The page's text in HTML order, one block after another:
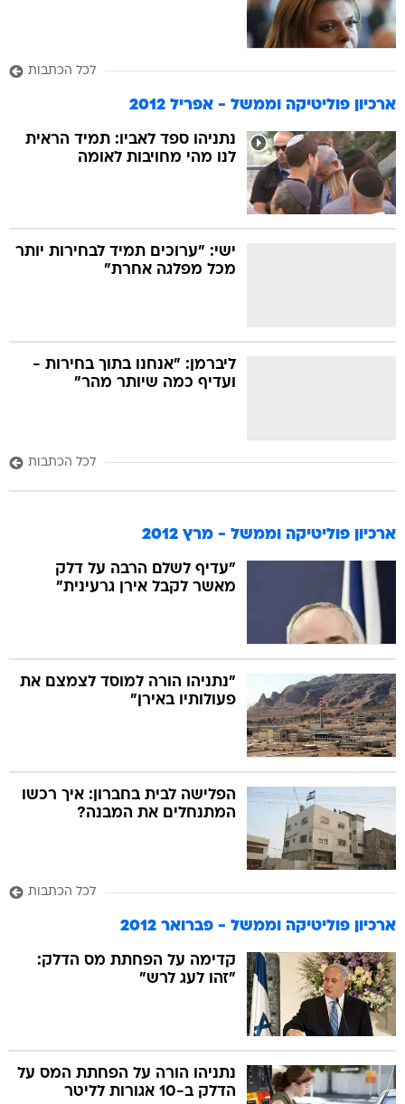
לכל הכתבות
ארכיון פוליטיקה וממשל - אפריל 2012
נתניהו ספד לאביו: תמיד הראית
לנו מהי מחויבות לאומה
ישי: "ערוכים תמיד לבחירות יותר
מכל מפלגה אחרת"
ליברמן: "אנחנו בתוך בחירות -
ועדיף כמה שיותר מהר"
לכל הכתבות
ארכיון פוליטיקה וממשל - מרץ 2012
"עדיף לשלם הרבה על דלק
מאשר לקבל אירן גרעינית"
"נתניהו הורה למוסד לצמצם את
פעולותיו באירן"
הפלישה לבית בחברון: איך רכשו
המתנחלים את המבנה?
לכל הכתבות
ארכיון פוליטיקה וממשל - פברואר 2012
קדימה על הפחתת מס הדלק:
"זהו לעג לרש"
נתניהו הורה על הפחתת המס על
הדלק ב-10 אגורות לליטר